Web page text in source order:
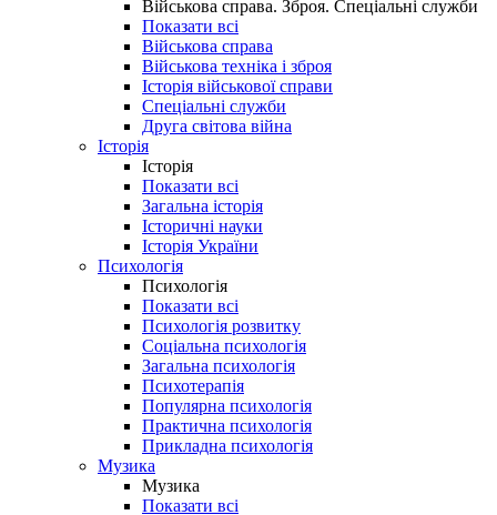
Військова справа. Зброя. Спеціальні служби
Показати всі
Військова справа
Військова техніка і зброя
Історія військової справи
Спеціальні служби
Друга світова війна
Історія
Історія
Показати всі
Загальна історія
Історичні науки
Історія України
Психологія
Психологія
Показати всі
Психологія розвитку
Соціальна психологія
Загальна психологія
Психотерапія
Популярна психологія
Практична психологія
Прикладна психологія
Музика
Музика
Показати всі